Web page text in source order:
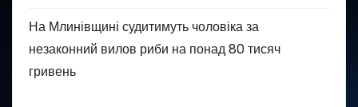
На Млинівщині судитимуть чоловіка за
незаконний вилов риби на понад 80 тисяч
гривень